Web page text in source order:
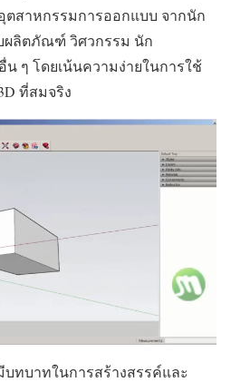
ตสาหกรรมการออกแบบ จากนัก
ผลิตภัณฑ์ วิศวกรรม นัก
ๆ โดยเน้นความง่ายในการใช้
ที่สมจริง
ทบาทในการสร้างสรรค์และ